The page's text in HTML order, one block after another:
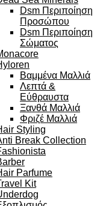
Dsm Περιποίηση
Προσώπου
Dsm Περιποίηση
Σώματος
Βαμμένα Μαλλιά
Λεπτά &
Εύθραυστα
Ξανθά Μαλλιά
Φριζέ Μαλλιά
Styling
Break Collection
Parfume
Kit